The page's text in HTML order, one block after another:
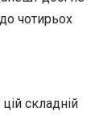
чотирьох
складній